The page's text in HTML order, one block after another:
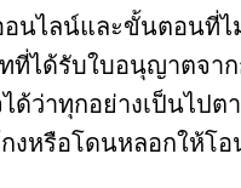
อนไลน์และขั้นตอนที่
ที่ได้รับใบอนุญาตจาก
ด้ว่าทุกอย่างเป็นไปต
งหรือโดนหลอกให้โอ